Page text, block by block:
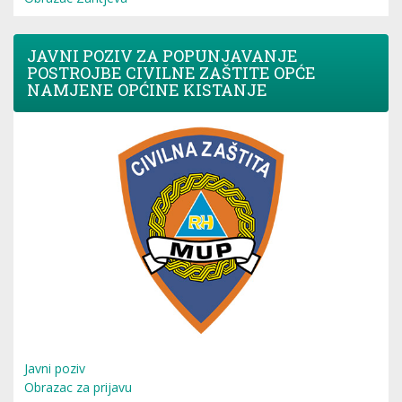
JAVNI POZIV ZA POPUNJAVANJE
POSTROJBE CIVILNE ZAŠTITE OPĆE
NAMJENE OPĆINE KISTANJE
Javni poziv
Obrazac za prijavu